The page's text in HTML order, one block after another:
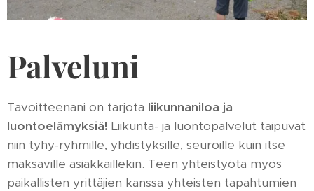
Palveluni
Tavoitteenani on tarjota liikunnaniloa ja
luontoelämyksiä! Liikunta- ja luontopalvelut taipuvat
niin tyhy-ryhmille, yhdistyksille, seuroille kuin itse
maksaville asiakkaillekin. Teen yhteistyötä myös
paikallisten yrittäjien kanssa yhteisten tapahtumien